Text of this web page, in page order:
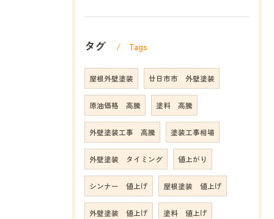
タグ Tags
屋根外壁塗装 廿日市市 外壁塗装
原油価格 高騰 塗料 高騰
外壁塗装工事 高騰 塗装工事相場
外壁塗装 タイミング 値上がり
シンナー 値上げ 屋根塗装 値上げ
外壁塗装 値上げ 塗料 値上げ